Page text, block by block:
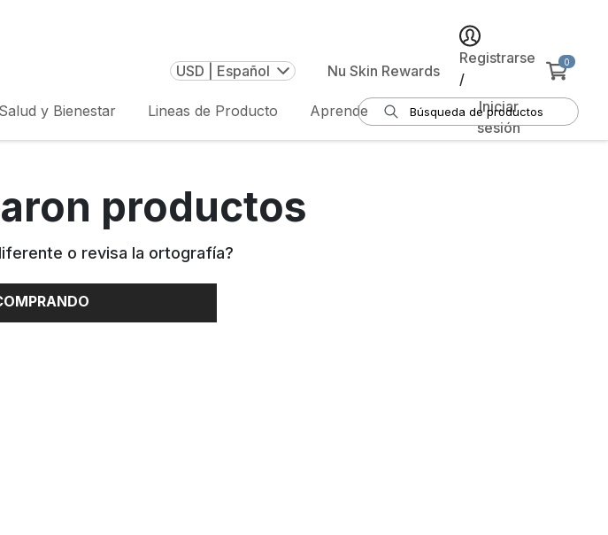
USD | Español Nu Skin Rewards
Registrarse
/
Iniciar
sesión
0
Salud y Bienestar Lineas de Producto Aprende
productos
o revisa la ortografía?